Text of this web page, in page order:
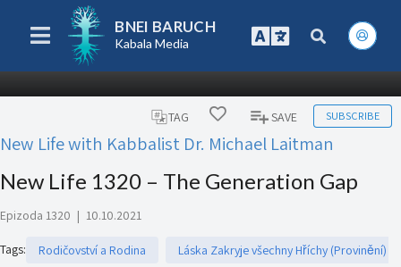
BNEI BARUCH
Kabala Media
TAG SAVE SUBSCRIBE
New Life with Kabbalist Dr. Michael Laitman
New Life 1320 – The Generation Gap
Epizoda 1320 | 10.10.2021
Tags: Rodičovství a Rodina Láska Zakryje všechny Hříchy (Provinění)